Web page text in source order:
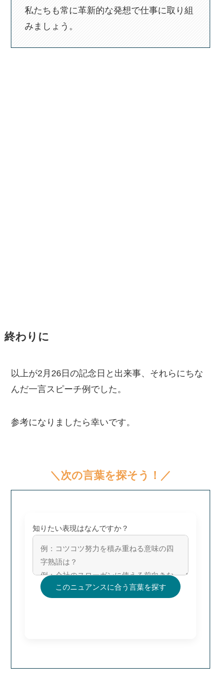
私たちも常に革新的な発想で仕事に取り組
みましょう。
終わりに
以上が2月26日の記念日と出来事、それらにちな
んだ一言スピーチ例でした。
参考になりましたら幸いです。
＼次の言葉を探そう！／
知りたい表現はなんですか？
このニュアンスに合う言葉を探す